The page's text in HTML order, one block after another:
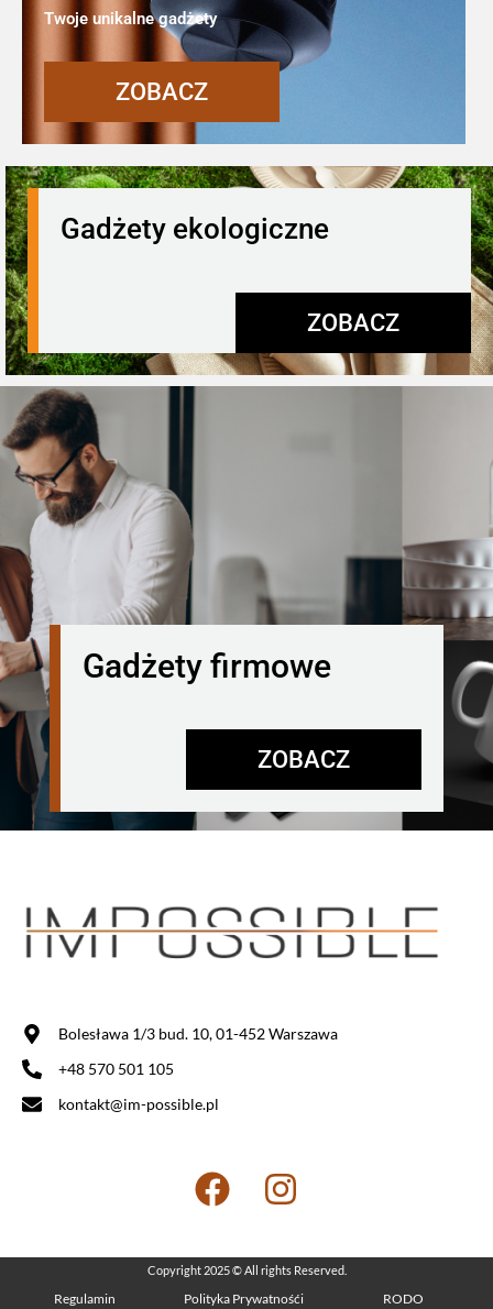
Twoje unikalne gadżety
ZOBACZ
Gadżety ekologiczne
ZOBACZ
Gadżety firmowe
ZOBACZ
Bolesława 1/3 bud. 10, 01-452 Warszawa
+48 570 501 105
kontakt@im-possible.pl
Copyright 2025 © All rights Reserved.
Regulamin Polityka Prywatnośći RODO